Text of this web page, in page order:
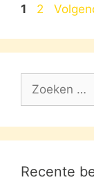
Pagina
1 Pagina
2
naar:
Recente